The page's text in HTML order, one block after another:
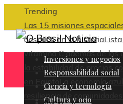
Trending
Las 15 misiones
después en la historia
vitamina C además de los
la estabilidad de precios
en Egipto La economía
resiliencia de
Inversiones y negocios
Responsabilidad social
Ciencia y tecnología
Cultura y ocio